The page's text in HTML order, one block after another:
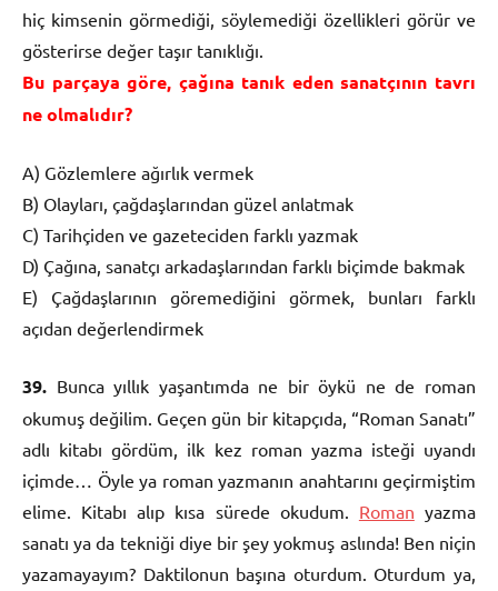
hiç kimsenin görmediği, söylemediği özellikleri görür ve
gösterirse değer taşır tanıklığı.
Bu parçaya göre, çağına tanık eden sanatçının tavrı
ne olmalıdır?
A) Gözlemlere ağırlık vermek
B) Olayları, çağdaşlarından güzel anlatmak
C) Tarihçiden ve gazeteciden farklı yazmak
D) Çağına, sanatçı arkadaşlarından farklı biçimde bakmak
E) Çağdaşlarının göremediğini görmek, bunları farklı
açıdan değerlendirmek
39. Bunca yıllık yaşantımda ne bir öykü ne de roman
okumuş değilim. Geçen gün bir kitapçıda, “Roman Sanatı”
adlı kitabı gördüm, ilk kez roman yazma isteği uyandı
içimde… Öyle ya roman yazmanın anahtarını geçirmiştim
elime. Kitabı alıp kısa sürede okudum. Roman yazma
sanatı ya da tekniği diye bir şey yokmuş aslında! Ben niçin
yazamayayım? Daktilonun başına oturdum. Oturdum ya,